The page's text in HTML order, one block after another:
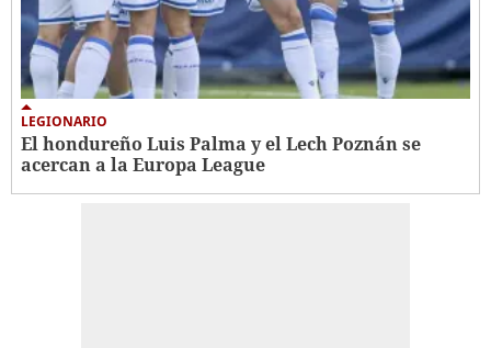
LEGIONARIO
El hondureño Luis Palma y el Lech Poznán se
acercan a la Europa League